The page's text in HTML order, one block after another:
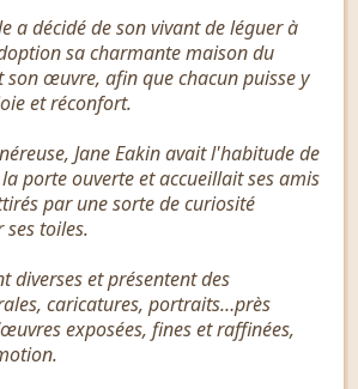
a décidé de son vivant de léguer à
sa charmante maison du
son œuvre, afin que chacun puisse y
et réconfort.
Jane Eakin avait l'habitude de
porte ouverte et accueillait ses amis
par une sorte de curiosité
toiles.
diverses et présentent des
caricatures, portraits…près
exposées, fines et raffinées,